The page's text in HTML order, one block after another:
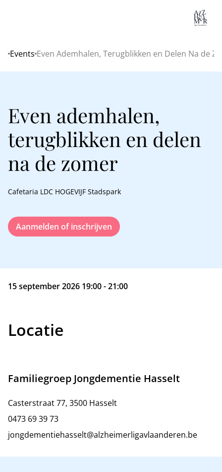
Home
Events Even Ademhalen, Terugblikken en Delen Na de
Even ademhalen,
terugblikken en delen
na de zomer
Cafetaria LDC HOGEVIJF Stadspark
Aanmelden of inschrijven
15 september 2026 19:00 - 21:00
Locatie
Familiegroep Jongdementie Hasselt
Casterstraat 77, 3500 Hasselt
0473 69 39 73
jongdementiehasselt@alzheimerligavlaanderen.be